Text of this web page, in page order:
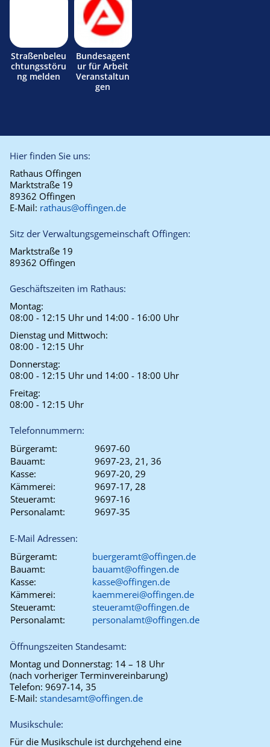
Straßenbeleu
chtungsstöru
ng melden
Bundesagent
ur für Arbeit
Veranstaltun
gen
Hier finden Sie uns:
Rathaus Offingen
Marktstraße 19
89362 Offingen
E-Mail: rathaus@offingen.de
Sitz der Verwaltungsgemeinschaft Offingen:
Marktstraße 19
89362 Offingen
Geschäftszeiten im Rathaus:
Montag:
08:00 - 12:15 Uhr und 14:00 - 16:00 Uhr
Dienstag und Mittwoch:
08:00 - 12:15 Uhr
Donnerstag:
08:00 - 12:15 Uhr und 14:00 - 18:00 Uhr
Freitag:
08:00 - 12:15 Uhr
Telefonnummern:
Bürgeramt:
9697-60
Bauamt:
9697-23, 21, 36
Kasse:
9697-20, 29
Kämmerei:
9697-17, 28
Steueramt:
9697-16
Personalamt:
9697-35
E-Mail Adressen:
Bürgeramt:
buergeramt@offingen.de
Bauamt:
bauamt@offingen.de
Kasse:
kasse@offingen.de
Kämmerei:
kaemmerei@offingen.de
Steueramt:
steueramt@offingen.de
Personalamt:
personalamt@offingen.de
Öffnungszeiten Standesamt:
Montag und Donnerstag: 14 – 18 Uhr
(nach vorheriger Terminvereinbarung)
Telefon: 9697-14, 35
E-Mail: standesamt@offingen.de
Musikschule:
Für die Musikschule ist durchgehend eine